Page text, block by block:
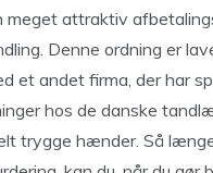
meget attraktiv
Denne ordning er
et andet firma, der har
hos de danske
trygge hænder. Så